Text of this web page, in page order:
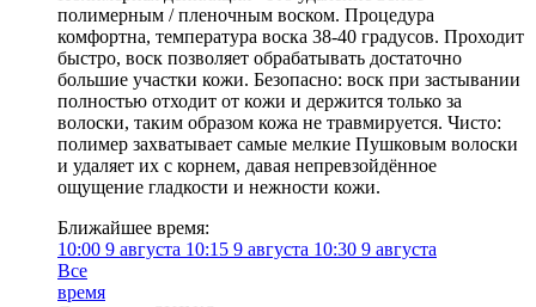
полимерным / пленочным воском. Процедура
комфортна, температура воска 38-40 градусов. Проходит
быстро, воск позволяет обрабатывать достаточно
большие участки кожи. Безопасно: воск при застывании
полностью отходит от кожи и держится только за
волоски, таким образом кожа не травмируется. Чисто:
полимер захватывает самые мелкие Пушковым волоски
и удаляет их с корнем, давая непревзойдённое
ощущение гладкости и нежности кожи.
Ближайшее время:
10:00 9 августа 10:15 9 августа 10:30 9 августа
Все
время